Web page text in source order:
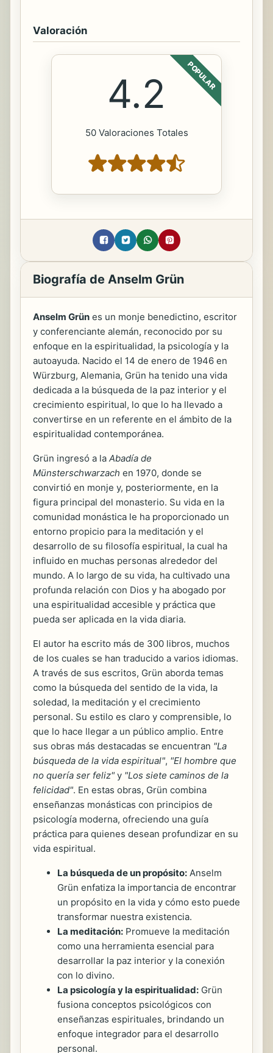
Valoración
POPULAR
4.2
50 Valoraciones Totales
Biografía de Anselm Grün
Anselm Grün es un monje benedictino, escritor
y conferenciante alemán, reconocido por su
enfoque en la espiritualidad, la psicología y la
autoayuda. Nacido el 14 de enero de 1946 en
Würzburg, Alemania, Grün ha tenido una vida
dedicada a la búsqueda de la paz interior y el
crecimiento espiritual, lo que lo ha llevado a
convertirse en un referente en el ámbito de la
espiritualidad contemporánea.
Grün ingresó a la Abadía de
Münsterschwarzach en 1970, donde se
convirtió en monje y, posteriormente, en la
figura principal del monasterio. Su vida en la
comunidad monástica le ha proporcionado un
entorno propicio para la meditación y el
desarrollo de su filosofía espiritual, la cual ha
influido en muchas personas alrededor del
mundo. A lo largo de su vida, ha cultivado una
profunda relación con Dios y ha abogado por
una espiritualidad accesible y práctica que
pueda ser aplicada en la vida diaria.
El autor ha escrito más de 300 libros, muchos
de los cuales se han traducido a varios idiomas.
A través de sus escritos, Grün aborda temas
como la búsqueda del sentido de la vida, la
soledad, la meditación y el crecimiento
personal. Su estilo es claro y comprensible, lo
que lo hace llegar a un público amplio. Entre
sus obras más destacadas se encuentran "La
búsqueda de la vida espiritual", "El hombre que
no quería ser feliz" y "Los siete caminos de la
felicidad". En estas obras, Grün combina
enseñanzas monásticas con principios de
psicología moderna, ofreciendo una guía
práctica para quienes desean profundizar en su
vida espiritual.
La búsqueda de un propósito: Anselm
Grün enfatiza la importancia de encontrar
un propósito en la vida y cómo esto puede
transformar nuestra existencia.
La meditación: Promueve la meditación
como una herramienta esencial para
desarrollar la paz interior y la conexión
con lo divino.
La psicología y la espiritualidad: Grün
fusiona conceptos psicológicos con
enseñanzas espirituales, brindando un
enfoque integrador para el desarrollo
personal.